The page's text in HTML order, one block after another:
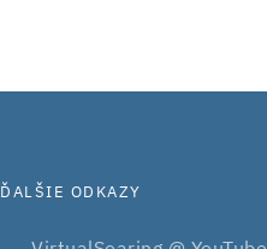
ĎALŠIE ODKAZY